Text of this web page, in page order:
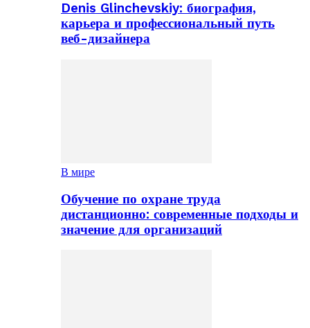
Denis Glinchevskiy: биография,
карьера и профессиональный путь
веб-дизайнера
В мире
Обучение по охране труда
дистанционно: современные подходы и
значение для организаций